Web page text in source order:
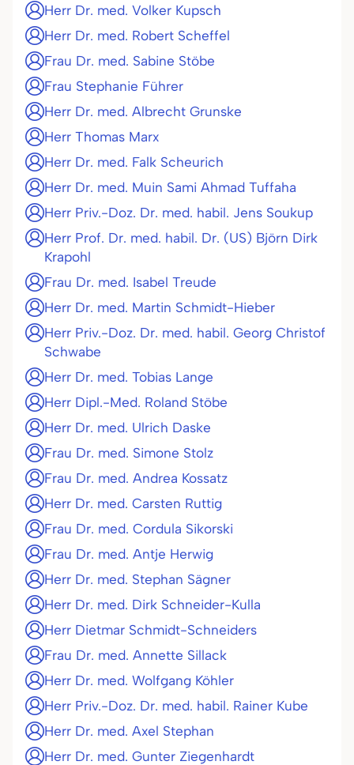
Herr Dr. med. Volker Kupsch
Herr Dr. med. Robert Scheffel
Frau Dr. med. Sabine Stöbe
Frau Stephanie Führer
Herr Dr. med. Albrecht Grunske
Herr Thomas Marx
Herr Dr. med. Falk Scheurich
Herr Dr. med. Muin Sami Ahmad Tuffaha
Herr Priv.-Doz. Dr. med. habil. Jens Soukup
Herr Prof. Dr. med. habil. Dr. (US) Björn Dirk
Krapohl
Frau Dr. med. Isabel Treude
Herr Dr. med. Martin Schmidt-Hieber
Herr Priv.-Doz. Dr. med. habil. Georg Christof
Schwabe
Herr Dr. med. Tobias Lange
Herr Dipl.-Med. Roland Stöbe
Herr Dr. med. Ulrich Daske
Frau Dr. med. Simone Stolz
Frau Dr. med. Andrea Kossatz
Herr Dr. med. Carsten Ruttig
Frau Dr. med. Cordula Sikorski
Frau Dr. med. Antje Herwig
Herr Dr. med. Stephan Sägner
Herr Dr. med. Dirk Schneider-Kulla
Herr Dietmar Schmidt-Schneiders
Frau Dr. med. Annette Sillack
Herr Dr. med. Wolfgang Köhler
Herr Priv.-Doz. Dr. med. habil. Rainer Kube
Herr Dr. med. Axel Stephan
Herr Dr. med. Gunter Ziegenhardt